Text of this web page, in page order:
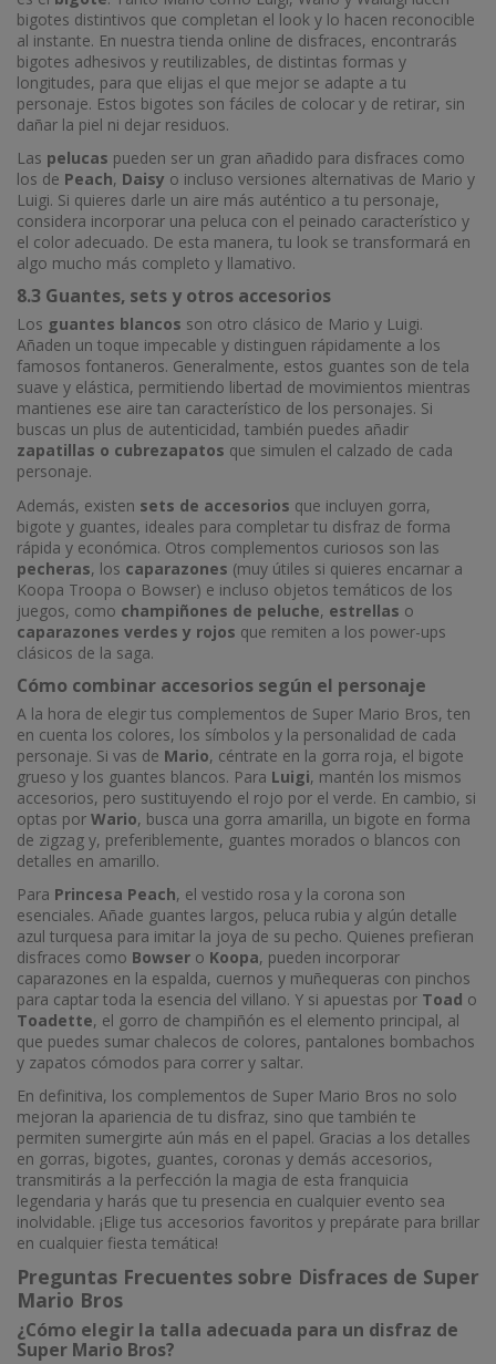
bigotes distintivos que completan el look y lo hacen reconocible
al instante. En nuestra tienda online de disfraces, encontrarás
bigotes adhesivos y reutilizables, de distintas formas y
longitudes, para que elijas el que mejor se adapte a tu
personaje. Estos bigotes son fáciles de colocar y de retirar, sin
dañar la piel ni dejar residuos.
Las pelucas pueden ser un gran añadido para disfraces como
los de Peach, Daisy o incluso versiones alternativas de Mario y
Luigi. Si quieres darle un aire más auténtico a tu personaje,
considera incorporar una peluca con el peinado característico y
el color adecuado. De esta manera, tu look se transformará en
algo mucho más completo y llamativo.
8.3 Guantes, sets y otros accesorios
Los guantes blancos son otro clásico de Mario y Luigi.
Añaden un toque impecable y distinguen rápidamente a los
famosos fontaneros. Generalmente, estos guantes son de tela
suave y elástica, permitiendo libertad de movimientos mientras
mantienes ese aire tan característico de los personajes. Si
buscas un plus de autenticidad, también puedes añadir
zapatillas o cubrezapatos que simulen el calzado de cada
personaje.
Además, existen sets de accesorios que incluyen gorra,
bigote y guantes, ideales para completar tu disfraz de forma
rápida y económica. Otros complementos curiosos son las
pecheras, los caparazones (muy útiles si quieres encarnar a
Koopa Troopa o Bowser) e incluso objetos temáticos de los
juegos, como champiñones de peluche, estrellas o
caparazones verdes y rojos que remiten a los power-ups
clásicos de la saga.
Cómo combinar accesorios según el personaje
A la hora de elegir tus complementos de Super Mario Bros, ten
en cuenta los colores, los símbolos y la personalidad de cada
personaje. Si vas de Mario, céntrate en la gorra roja, el bigote
grueso y los guantes blancos. Para Luigi, mantén los mismos
accesorios, pero sustituyendo el rojo por el verde. En cambio, si
optas por Wario, busca una gorra amarilla, un bigote en forma
de zigzag y, preferiblemente, guantes morados o blancos con
detalles en amarillo.
Para Princesa Peach, el vestido rosa y la corona son
esenciales. Añade guantes largos, peluca rubia y algún detalle
azul turquesa para imitar la joya de su pecho. Quienes prefieran
disfraces como Bowser o Koopa, pueden incorporar
caparazones en la espalda, cuernos y muñequeras con pinchos
para captar toda la esencia del villano. Y si apuestas por Toad o
Toadette, el gorro de champiñón es el elemento principal, al
que puedes sumar chalecos de colores, pantalones bombachos
y zapatos cómodos para correr y saltar.
En definitiva, los complementos de Super Mario Bros no solo
mejoran la apariencia de tu disfraz, sino que también te
permiten sumergirte aún más en el papel. Gracias a los detalles
en gorras, bigotes, guantes, coronas y demás accesorios,
transmitirás a la perfección la magia de esta franquicia
legendaria y harás que tu presencia en cualquier evento sea
inolvidable. ¡Elige tus accesorios favoritos y prepárate para brillar
en cualquier fiesta temática!
Preguntas Frecuentes sobre Disfraces de Super
Mario Bros
¿Cómo elegir la talla adecuada para un disfraz de
Super Mario Bros?